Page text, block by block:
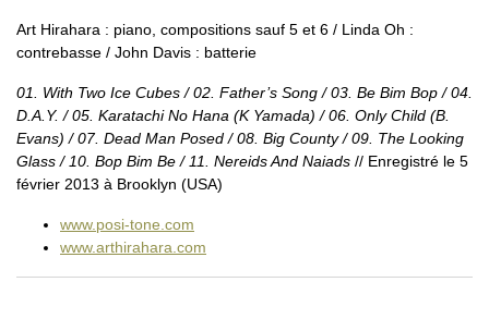
Art Hirahara : piano, compositions sauf 5 et 6 / Linda Oh :
contrebasse / John Davis : batterie
01. With Two Ice Cubes / 02. Father’s Song / 03. Be Bim Bop / 04.
D.A.Y. / 05. Karatachi No Hana (K Yamada) / 06. Only Child (B.
Evans) / 07. Dead Man Posed / 08. Big County / 09. The Looking
Glass / 10. Bop Bim Be / 11. Nereids And Naiads // Enregistré le 5
février 2013 à Brooklyn (USA)
www.posi-tone.com
www.arthirahara.com